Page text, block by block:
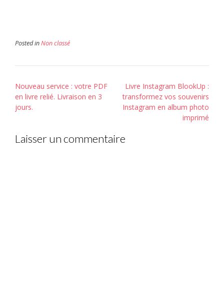
Posted inNon classé
Post
navigation
Nouveau service : votre PDF
en livre relié. Livraison en 3
jours.
Livre Instagram BlookUp :
transformez vos souvenirs
Instagram en album photo
imprimé
Laisser un commentaire